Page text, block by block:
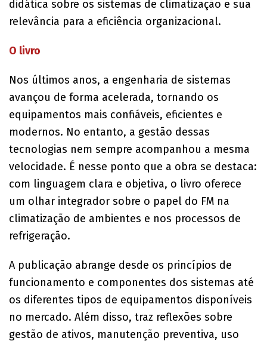
didática sobre os sistemas de climatização e sua
relevância para a eficiência organizacional.
O livro
Nos últimos anos, a engenharia de sistemas
avançou de forma acelerada, tornando os
equipamentos mais confiáveis, eficientes e
modernos. No entanto, a gestão dessas
tecnologias nem sempre acompanhou a mesma
velocidade. É nesse ponto que a obra se destaca:
com linguagem clara e objetiva, o livro oferece
um olhar integrador sobre o papel do FM na
climatização de ambientes e nos processos de
refrigeração.
A publicação abrange desde os princípios de
funcionamento e componentes dos sistemas até
os diferentes tipos de equipamentos disponíveis
no mercado. Além disso, traz reflexões sobre
gestão de ativos, manutenção preventiva, uso